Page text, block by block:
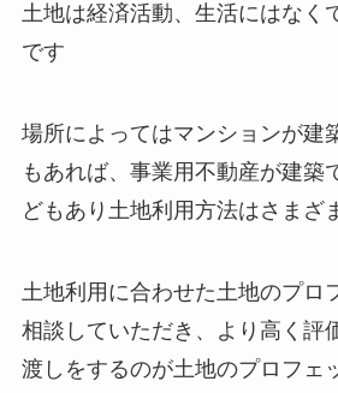
土地は経済活動、生活にはなく
です
場所によってはマンションが建
もあれば、事業用不動産が建築
どもあり土地利用方法はさまざ
土地利用に合わせた土地のプロ
相談していただき、より高く評
渡しをするのが土地のプロフェ